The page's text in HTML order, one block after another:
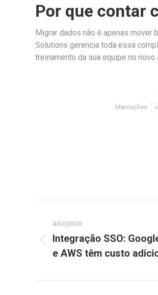
Por que contar
Migrar dados não é apenas mover
Solutions gerencia toda essa
treinamento da sua equipe no novo
Marcações:
de
post:
ANTERIOR
anterior:
Integração SSO:
e AWS têm custo